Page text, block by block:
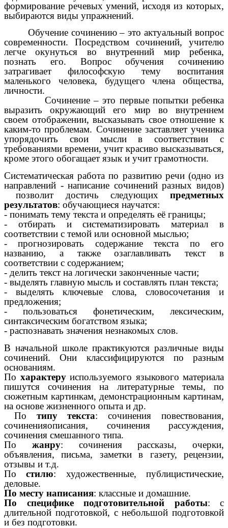
формирование речевых умений, исходя из которых,
выбираются виды упражнений.
Обучение сочинению – это актуальный вопрос
современности. Посредством сочинений, учителю
легче окунуться во внутренний мир ребенка,
познать его. Вопрос обучения сочинению
затрагивает философскую тему воспитания
маленького человека, будущего члена общества,
личности.
Сочинение – это первые попытки ребенка
выразить окружающий его мир во внутреннем
своем отображении, высказывать свое отношение к
каким-то проблемам. Сочинение заставляет ученика
упорядочить свои мысли в соответствии с
требованиями времени, учит красиво высказываться,
кроме этого обогащает язык и учит грамотности.
Систематическая работа по развитию речи (одно из
направлений - написание сочинений разных видов)
позволит достичь следующих предметных
результатов: обучающиеся научатся:
- понимать тему текста и определять её границы;
- отбирать и систематизировать материал в
соответствии с темой или основной мыслью;
- прогнозировать содержание текста по его
названию, а также озаглавливать текст в
соответствии с содержанием;
- делить текст на логически законченные части;
- выделять главную мысль и составлять план текста;
- выделять ключевые слова, словосочетания и
предложения;
- пользоваться фонетическим, лексическим,
синтаксическим богатством языка;
- распознавать значения незнакомых слов.
В начальной школе практикуются различные виды
сочинений. Они классифицируются по разным
основаниям.
По характеруиспользуемого языкового материала
пишутся сочинения на литературные темы, по
сюжетным картинкам, демонстрационным картинам,
на основе жизненного опыта и др.
По типу текста: сочинения повествования,
сочиненияописания, сочинения рассуждения,
сочинения смешанного типа.
По жанру: сочинения рассказы, очерки,
объявления, письма, заметки в газету, рецензии,
отзывы и т.д.
Постилю: художественные, публицистические,
деловые.
По месту написания: классные и домашние.
По специфике подготовительной работы: с
длительной подготовкой, с небольшой подготовкой
и без подготовки.